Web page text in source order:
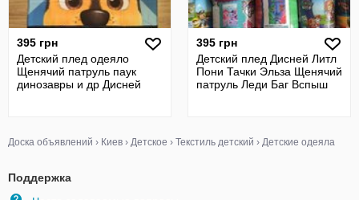
395 грн
Детский плед одеяло
Щенячий патруль паук
динозавры и др Дисней
395 грн
Детский плед Дисней Литл
Пони Тачки Эльза Щенячий
патруль Леди Баг Вспыш
Доска объявлений › Киев › Детское › Текстиль детский › Детские одеяла
Поддержка